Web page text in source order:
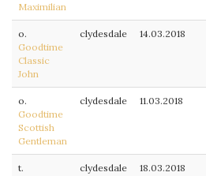
Maximilian
o.
Goodtime
Classic
John
clydesdale 14.03.2018
o.
Goodtime
Scottish
Gentleman
clydesdale 11.03.2018
t.
clydesdale 18.03.2018